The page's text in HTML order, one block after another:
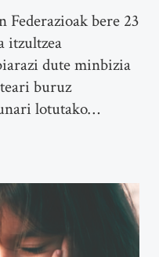
bere 23
itzultzea
dute minbizia
buruz
lotutako…